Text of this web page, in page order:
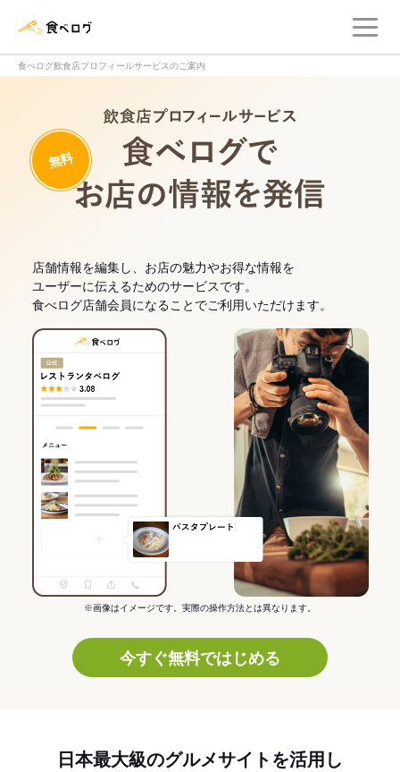
食べログ飲食店プロフィールサービスのご案内
無料
店舗情報を編集し、お店の魅力やお得な情報を
ユーザーに伝えるためのサービスです。
食べログ店舗会員になることでご利用いただけます。
※画像はイメージです。実際の操作方法とは異なります。
今すぐ無料ではじめる
日本最大級のグルメサイトを活用し